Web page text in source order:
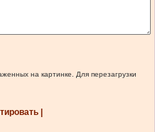
на картинке. Для перезагрузки
|